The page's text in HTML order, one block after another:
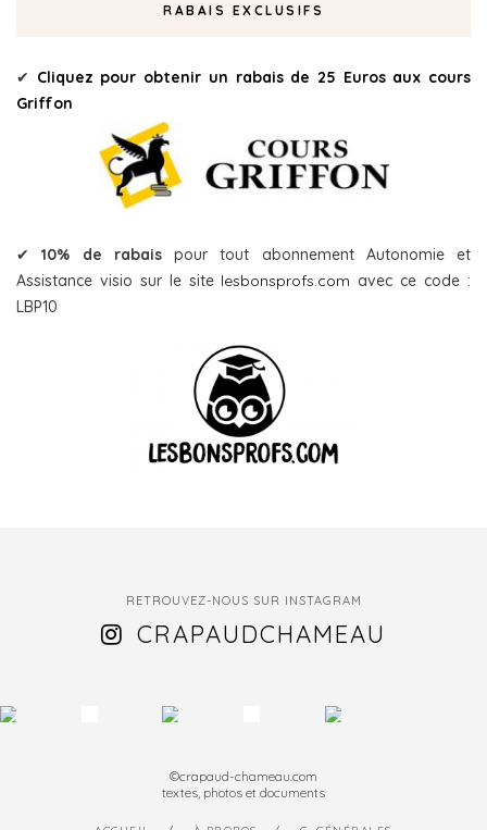
RABAIS EXCLUSIFS
✔ Cliquez pour obtenir un rabais de 25 Euros aux cours
Griffon
✔10% de rabaispour tout abonnement Autonomie et
Assistance visio sur le site lesbonsprofs.com avec ce code :
LBP10
RETROUVEZ-NOUS SUR INSTAGRAM
CRAPAUDCHAMEAU
©crapaud-chameau.com
textes, photos et documents